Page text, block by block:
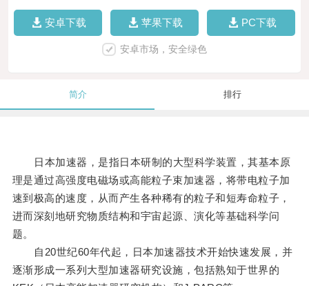
安卓下载 苹果下载 PC下载
安卓市场，安全绿色
简介 排行
日本加速器，是指日本研制的大型科学装置，其基本原
理是通过高强度电磁场或高能粒子束加速器，将带电粒子加
速到极高的速度，从而产生各种稀有的粒子和短寿命粒子，
进而深刻地研究物质结构和宇宙起源、演化等基础科学问
题。
自20世纪60年代起，日本加速器技术开始快速发展，并
逐渐形成一系列大型加速器研究设施，包括熟知于世界的